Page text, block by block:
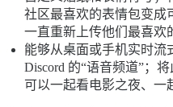
社区最喜欢的表情包变成
一直重新上传他们最喜欢
能够从桌面或手机实时流
Discord 的“语音频道”；
可以一起看电影之夜、一